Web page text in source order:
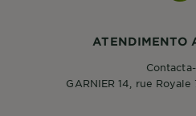
ATENDIMENTO
GARNIER 14, rue